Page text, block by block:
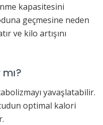
kapasitesini
geçmesine neden
ve kilo artışını
yavaşlatabilir.
optimal kalori